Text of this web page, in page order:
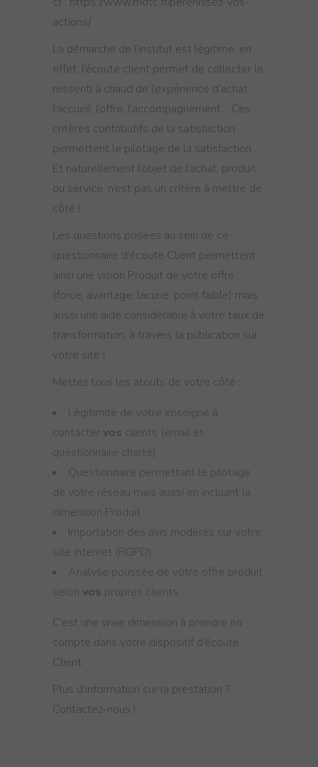
actions/
La démarche de l’institut est légitime, en
effet, l’écoute client permet de collecter le
ressenti à chaud de l’expérience d’achat,
l’accueil, l’offre, l’accompagnement… Ces
critères contributifs de la satisfaction
permettent le pilotage de la satisfaction.
Et naturellement l’objet de l’achat, produit
ou service, n’est pas un critère à mettre de
côté !
Les questions posées au sein de ce
questionnaire d’écoute Client permettent
ainsi une vision Produit de votre offre
(force, avantage, lacune, point faible) mais
aussi une aide considérable à votre taux de
transformation, à travers la publication sur
votre site !
Mettez tous les atouts de votre côté :
Légitimité de votre enseigne à
contacter vos clients (email et
questionnaire charté)
Questionnaire permettant le pilotage
de votre réseau mais aussi en incluant la
dimension Produit
Importation des avis modérés sur votre
site internet (RGPD)
Analyse poussée de votre offre produit
selon vos propres clients.
C’est une vraie dimension à prendre en
compte dans votre dispositif d’écoute
Client.
Plus d’information sur la prestation ?
Contactez-nous !